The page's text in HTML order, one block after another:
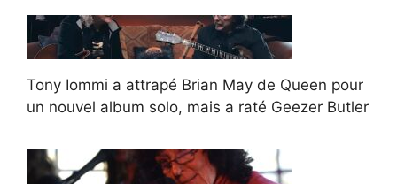
Tony Iommi a attrapé Brian May de Queen pour
un nouvel album solo, mais a raté Geezer Butler